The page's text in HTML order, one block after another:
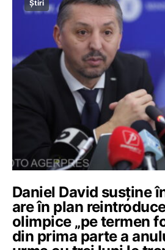
Știri
Daniel David susține
are în plan
olimpice „pe termen
din prima parte a